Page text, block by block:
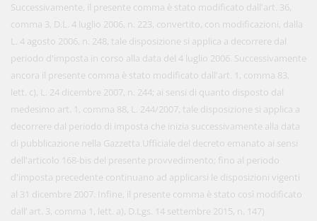
Successivamente, il presente comma è stato modificato dall'art. 36,
comma 3, D.L. 4 luglio 2006, n. 223, convertito, con modificazioni, dalla
L. 4 agosto 2006, n. 248, tale disposizione si applica a decorrere dal
periodo d'imposta in corso alla data del 4 luglio 2006. Successivamente
ancora il presente comma è stato modificato dall'art. 1, comma 83,
lett. c), L. 24 dicembre 2007, n. 244; ai sensi di quanto disposto dal
medesimo art. 1, comma 88, L. 244/2007, tale disposizione si applica a
decorrere dal periodo di imposta che inizia successivamente alla data
di pubblicazione nella Gazzetta Ufficiale del decreto emanato ai sensi
dell'articolo 168-bis del presente provvedimento; fino al periodo
d'imposta precedente continuano ad applicarsi le disposizioni vigenti
al 31 dicembre 2007. Infine, il presente comma è stato così modificato
dall’ art. 3, comma 1, lett. a), D.Lgs. 14 settembre 2015, n. 147)